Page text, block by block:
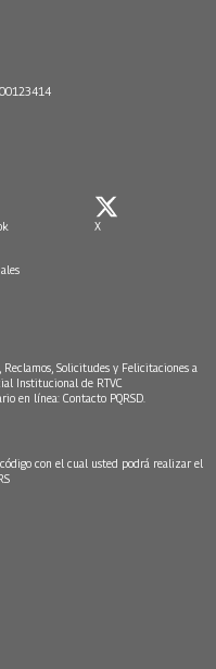
X
Solicitudes y Felicitaciones a
Institucional de RTVC
en línea: Contacto PQRSD.
con el cual usted podrá realizar el